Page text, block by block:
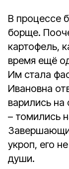
В процессе
борще.
картофель,
время ещё
Им стала
Ивановна
варились
– томились
укроп, его
души.